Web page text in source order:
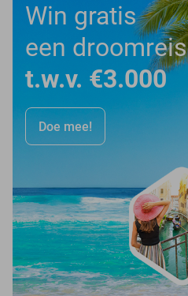
Win gratis
een droomreis
t.w.v. €3.000
Doe mee!